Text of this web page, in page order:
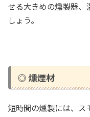
せる大きめの燻製器、
しょう。
◎ 燻煙材
短時間の燻製には、ス